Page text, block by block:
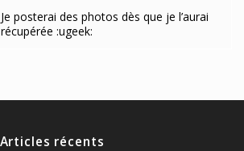
Je posterai des photos dès que je l’aurai
récupérée :ugeek:
Articles récents